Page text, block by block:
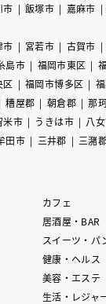
市 飯塚市 嘉麻市
市 宮若市 古賀市
島市 福岡市東区
区 福岡市博多区
糟屋郡 朝倉郡
那
米市 うきは市 八
田市 三井郡 三潴
カフェ
居酒屋・BAR
スイーツ・パ
健康・ヘルス
美容・エステ
生活・レジャ